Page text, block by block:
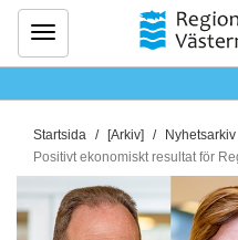
Meny
D
u
Startsida [Arkiv]
Nyhetsarkiv
Positivt ekonomiskt resultat för